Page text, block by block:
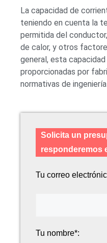
La capacidad de
teniendo en cuenta la
permitida del
de calor, y otros
general, esta
proporcionadas por
normativas de
Solicita un
responderemos
Tu correo
Tu nombre*: